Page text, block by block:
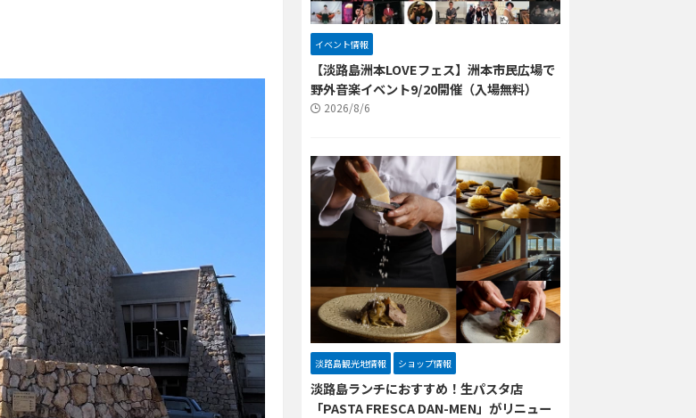
イベント情報
【淡路島洲本LOVEフェス】洲本市民広場で
野外音楽イベント9/20開催（入場無料）
2026/8/6
淡路島観光地情報 ショップ情報
淡路島ランチにおすすめ！生パスタ店
「PASTA FRESCA DAN-MEN」がリニュー